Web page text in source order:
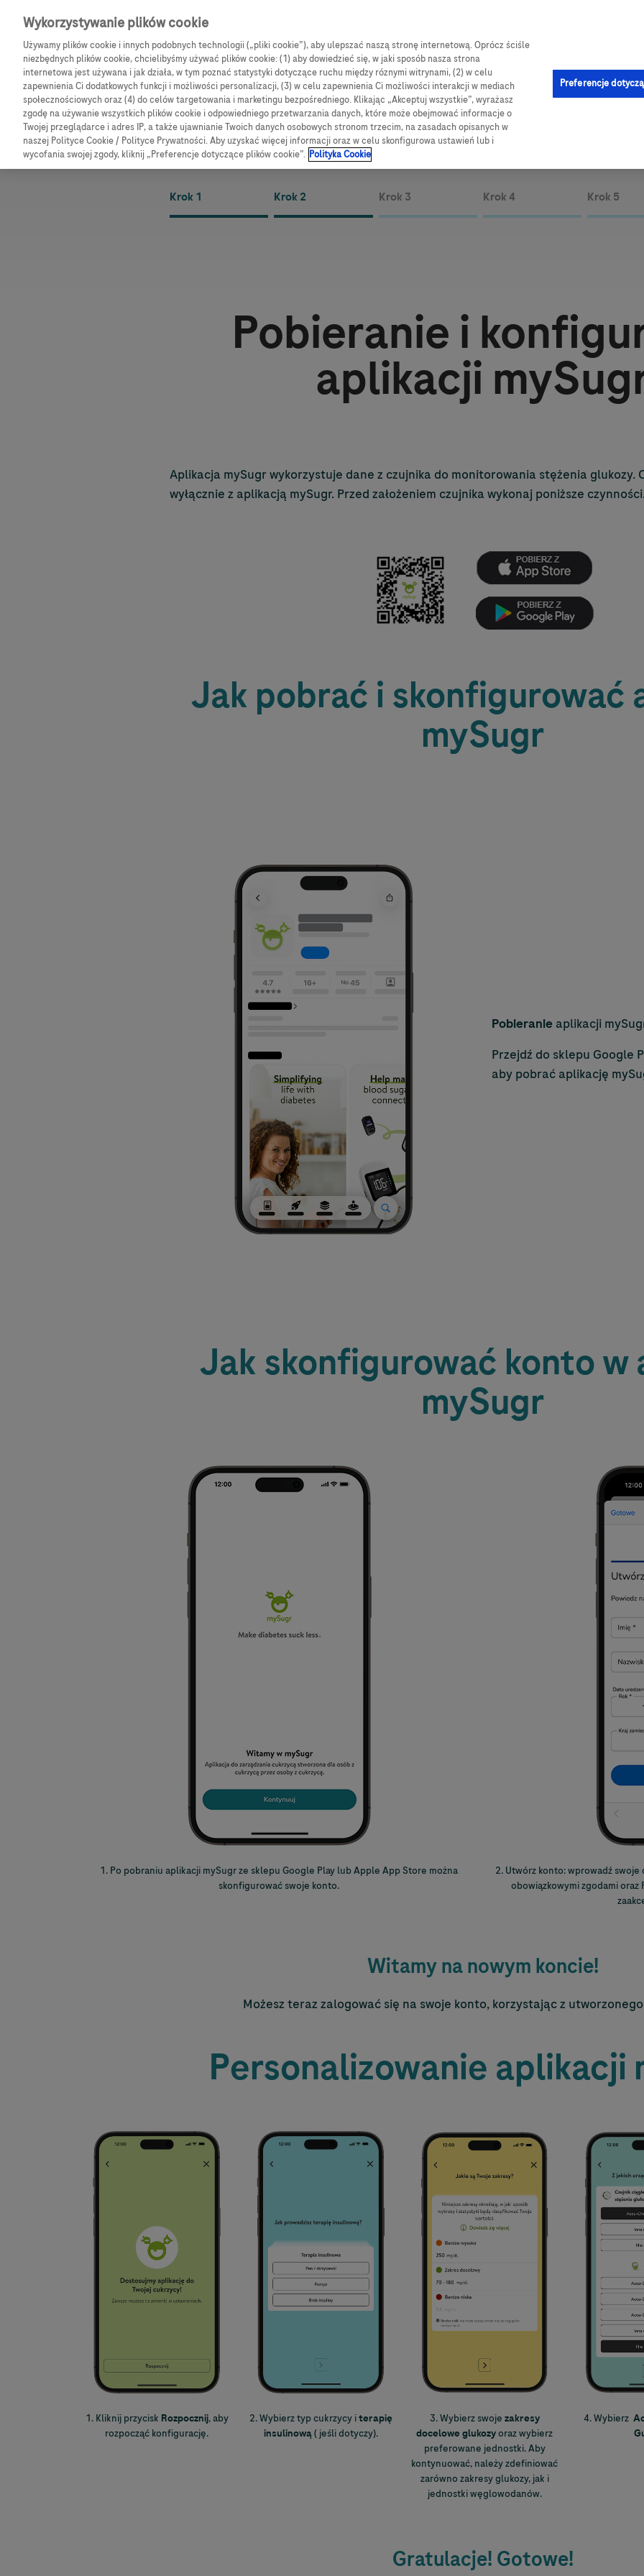
Skip navigation
CGM Produkty Blog Obsługa i pomoc Kontakt
Ścieżka nawigacyjna
Strona główna Obsługa i pomoc Platforma edukacyjna CGM Wprowadzenie do korzystania z CGM
Krok 1 Krok 2 Krok 3 Krok 4 Krok 5
Pobieranie i
aplikacji
Aplikacja mySugr wykorzystuje dane z czujnika do monitorowania stężenia glukozy.
wyłącznie z aplikacją mySugr. Przed założeniem czujnika wykonaj poniższe
Jak pobrać i skonfigurować
mySugr
Pobieranie aplikacji
Przejdź do sklepu Google
aby pobrać aplikację
Jak skonfigurować konto w
mySugr
1. Po pobraniu aplikacji mySugr ze sklepu Google Play lub Apple App Store można
skonfigurować swoje konto.
2. Utwórz konto: wprowadź swoje
obowiązkowymi zgodami oraz
Witamy na nowym koncie!
Możesz teraz zalogować się na swoje konto, korzystając z
Personalizowanie aplikacji
1. Kliknij przycisk Rozpocznij, aby
rozpocząć konfigurację.
2. Wybierz typ cukrzycy iterapię
insulinową( jeśli dotyczy).
3. Wybierz swoje zakresy
docelowe glukozyoraz wybierz
preferowane jednostki. Aby
kontynuować, należy zdefiniować
zarówno zakresy glukozy, jak i
jednostki węglowodanów.
4. Wybierz
Gratulacje! Gotowe!
069352026PWD
Wykorzystywanie plików cookie
Używamy plików cookie i innych podobnych technologii („pliki cookie”), aby ulepszać naszą stronę internetową. Oprócz ściśle
niezbędnych plików cookie, chcielibyśmy używać plików cookie: (1) aby dowiedzieć się, w jaki sposób nasza strona
internetowa jest używana i jak działa, w tym poznać statystyki dotyczące ruchu między róznymi witrynami, (2) w celu
zapewnienia Ci dodatkowych funkcji i możliwości personalizacji, (3) w celu zapewnienia Ci możliwości interakcji w mediach
społecznościowych oraz (4) do celów targetowania i marketingu bezpośredniego. Klikając „Akceptuj wszystkie”, wyrażasz
zgodę na używanie wszystkich plików cookie i odpowiedniego przetwarzania danych, które może obejmować informacje o
Twojej przeglądarce i adres IP, a także ujawnianie Twoich danych osobowych stronom trzecim, na zasadach opisanych w
naszej Polityce Cookie / Polityce Prywatności. Aby uzyskać więcej informacji oraz w celu skonfigurowa ustawień lub i
wycofania swojej zgody, kliknij „Preferencje dotyczące plików cookie”. Polityka Cookie
Preferencje